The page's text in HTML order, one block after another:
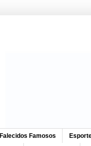
Falecidos Famosos